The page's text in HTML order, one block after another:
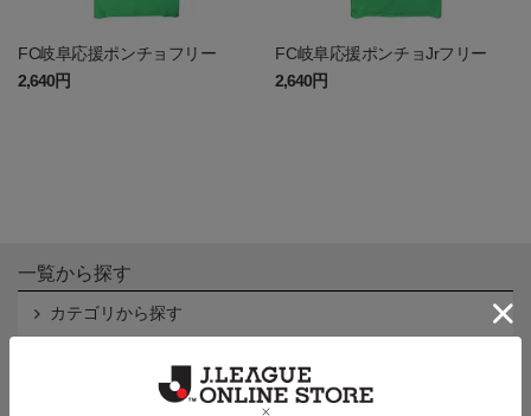
FC岐阜応援ポンチョフリー
2,640円
FC岐阜応援ポンチョJrフリー
2,640円
一覧から探す
カテゴリから探す
Ｊ2